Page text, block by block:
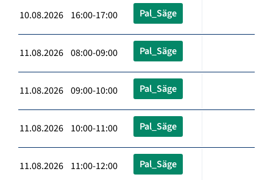
10.08.2026 16:00-17:00 Pal_Säge
11.08.2026 08:00-09:00 Pal_Säge
11.08.2026 09:00-10:00 Pal_Säge
11.08.2026 10:00-11:00 Pal_Säge
11.08.2026 11:00-12:00 Pal_Säge